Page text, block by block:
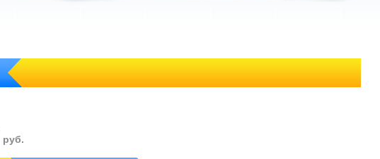
руб.